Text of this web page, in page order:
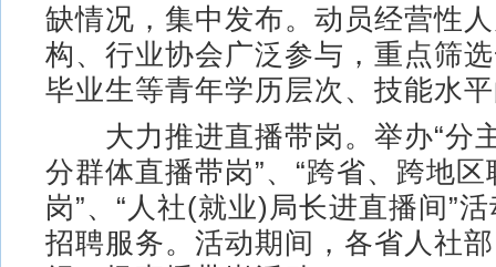
缺情况，集中发布。动员经营性
构、行业协会广泛参与，重点筛
毕业生等青年学历层次、技能水
大力推进直播带岗。举办“分
分群体直播带岗”、“跨省、跨地
岗”、“人社(就业)局长进直播间”
招聘服务。活动期间，各省人社